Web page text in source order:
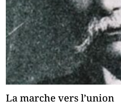
La marche vers l’union